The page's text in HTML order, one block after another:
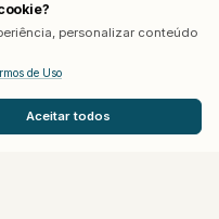
envolve Clay
e sexual que
– tudo
personalizar conteúdo
de Uso
Aceitar todos